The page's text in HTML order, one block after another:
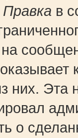
Правка в
на
них. Эта
о